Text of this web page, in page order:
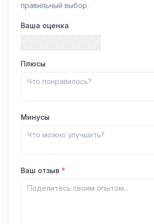
правильный выбор.
Ваша оценка
Плюсы
Минусы
Ваш отзыв *